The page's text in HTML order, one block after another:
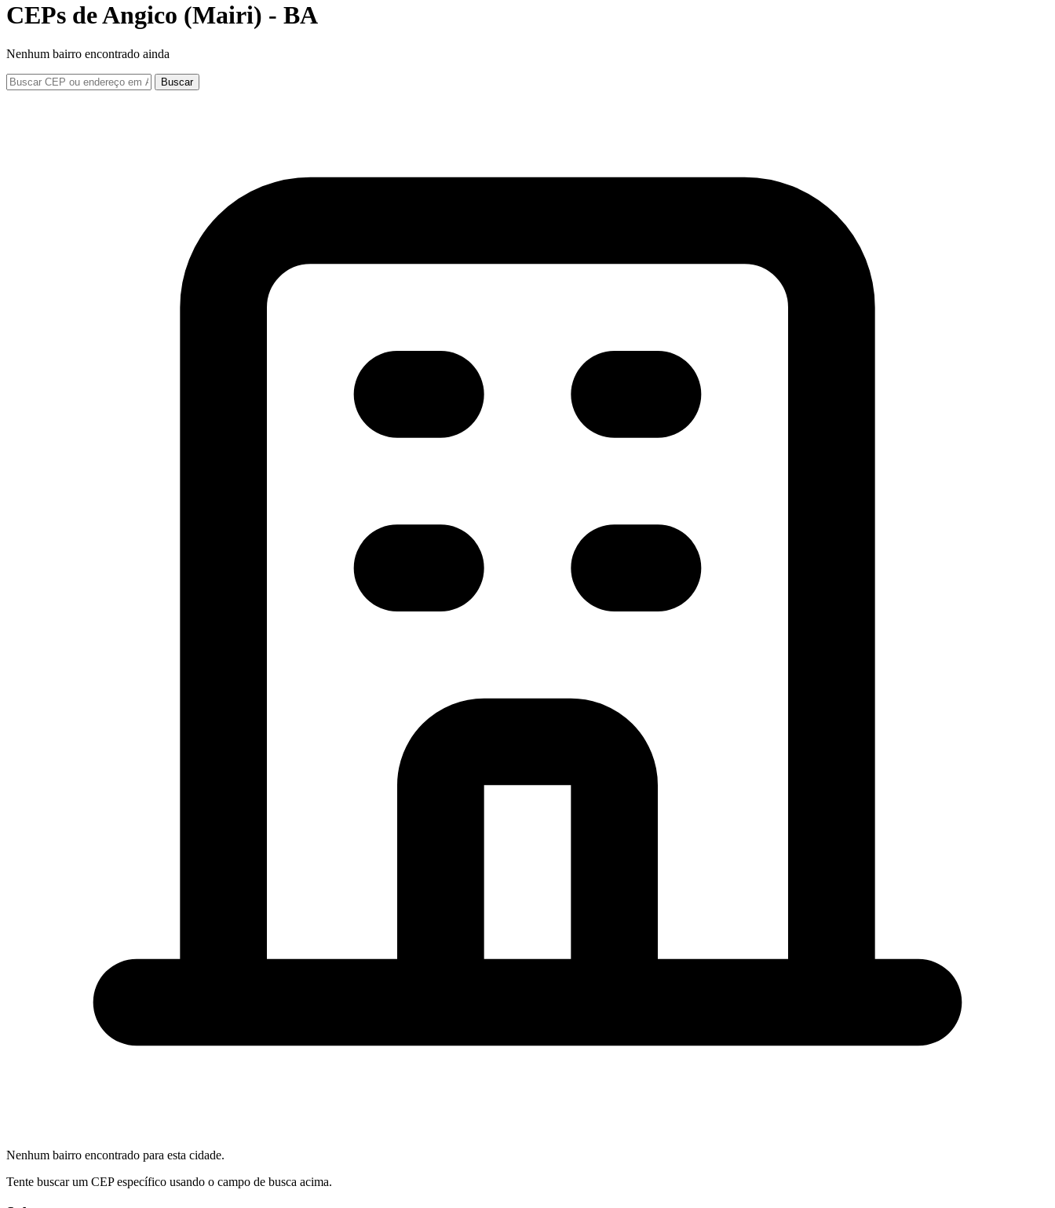
CEPs de Angico (Mairi) - BA
Nenhum bairro encontrado ainda
Buscar
Nenhum bairro encontrado para esta cidade.
Tente buscar um CEP específico usando o campo de busca acima.